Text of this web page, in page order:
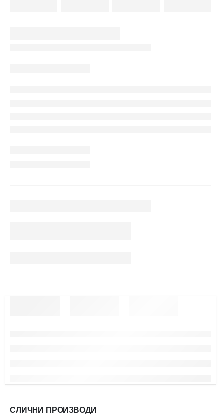
СЛИЧНИ ПРОИЗВОДИ